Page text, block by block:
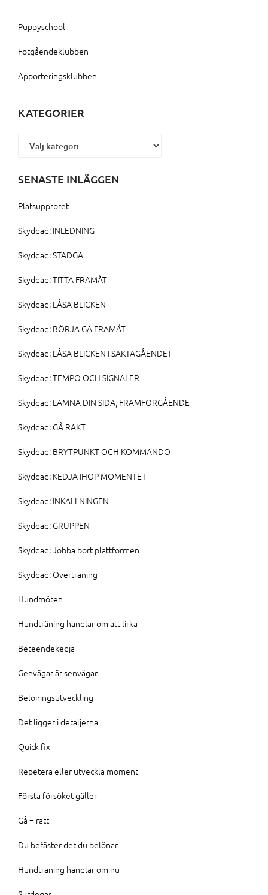
Puppyschool
Fotgåendeklubben
Apporteringsklubben
KATEGORIER
Kategorier
SENASTE INLÄGGEN
Platsupproret
Skyddad: INLEDNING
Skyddad: STADGA
Skyddad: TITTA FRAMÅT
Skyddad: LÅSA BLICKEN
Skyddad: BÖRJA GÅ FRAMÅT
Skyddad: LÅSA BLICKEN I SAKTAGÅENDET
Skyddad: TEMPO OCH SIGNALER
Skyddad: LÄMNA DIN SIDA, FRAMFÖRGÅENDE
Skyddad: GÅ RAKT
Skyddad: BRYTPUNKT OCH KOMMANDO
Skyddad: KEDJA IHOP MOMENTET
Skyddad: INKALLNINGEN
Skyddad: GRUPPEN
Skyddad: Jobba bort plattformen
Skyddad: Överträning
Hundmöten
Hundträning handlar om att lirka
Beteendekedja
Genvägar är senvägar
Belöningsutveckling
Det ligger i detaljerna
Quick fix
Repetera eller utveckla moment
Första försöket gäller
Gå = rätt
Du befäster det du belönar
Hundträning handlar om nu